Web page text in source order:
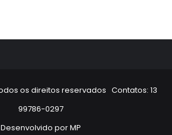
os direitos reservados Contatos: 13
99786-0297
Desenvolvido porMP